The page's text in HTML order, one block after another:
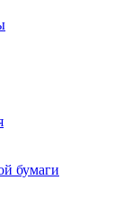
бумаги